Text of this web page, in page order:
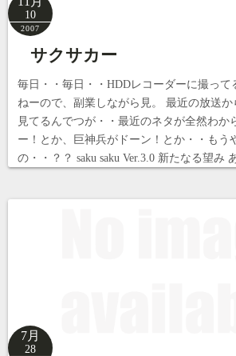
10
2007
サクサカー
毎日・・毎日・・HDDレコーダーに撮って
ねーので、副業しながら見。 最近の放送
見てるんでつが・・最近のネタが全然わか
ー！とか、巨神兵がドーン！とか・・もう
の・・？？ saku saku Ver.3.0 新たなる望み
7月
28